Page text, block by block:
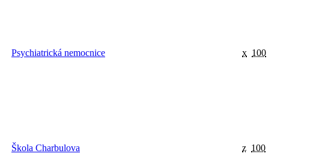
Psychiatrická nemocnice x 100
Škola Charbulova z 100